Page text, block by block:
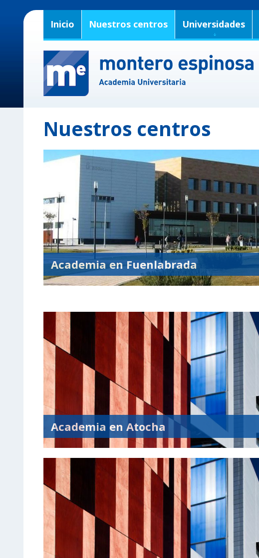
Inicio Nuestros centros Universidades
Nuestros centros
Academia en Fuenlabrada
Academia en Atocha